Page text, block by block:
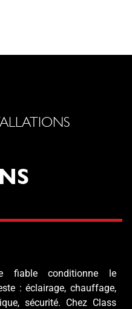
fiable conditionne le
: éclairage, chauffage,
sécurité. Chez Class